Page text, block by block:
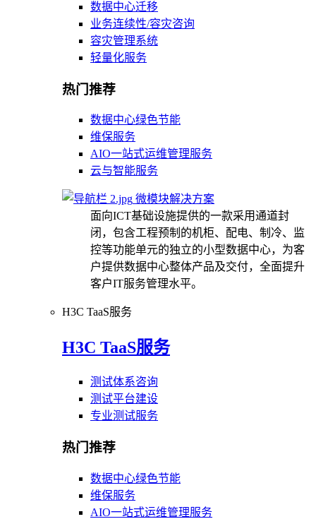
数据中心迁移
业务连续性/容灾咨询
容灾管理系统
轻量化服务
热门推荐
数据中心绿色节能
维保服务
AIO一站式运维管理服务
云与智能服务
微模块解决方案
面向ICT基础设施提供的一款采用通道封
闭，包含工程预制的机柜、配电、制冷、监
控等功能单元的独立的小型数据中心，为客
户提供数据中心整体产品及交付，全面提升
客户IT服务管理水平。
H3C TaaS服务
H3C TaaS服务
测试体系咨询
测试平台建设
专业测试服务
热门推荐
数据中心绿色节能
维保服务
AIO一站式运维管理服务